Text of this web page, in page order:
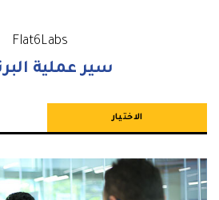
Flat6Labs
سير عملية
الاختيار